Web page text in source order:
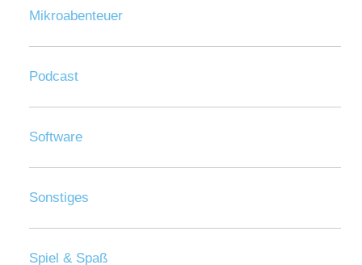
Mikroabenteuer
Podcast
Software
Sonstiges
Spiel & Spaß